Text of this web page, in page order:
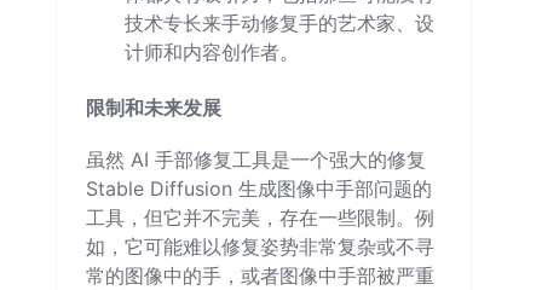
技术专长来手动修复手的艺术家、设
计师和内容创作者。
限制和未来发展
虽然 AI 手部修复工具是一个强大的修复
Stable Diffusion 生成图像中手部问题的
工具，但它并不完美，存在一些限制。例
如，它可能难以修复姿势非常复杂或不寻
常的图像中的手，或者图像中手部被严重